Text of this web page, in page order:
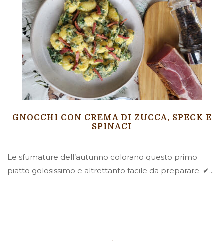
GNOCCHI CON CREMA DI ZUCCA, SPECK E
SPINACI
Le sfumature dell’autunno colorano questo primo
piatto golosissimo e altrettanto facile da preparare. ✔...